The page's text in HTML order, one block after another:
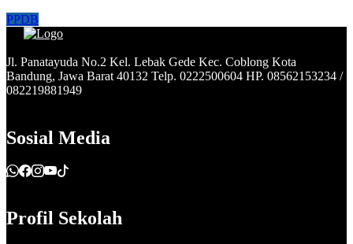
PPDB
Jl. Panatayuda No.2 Kel. Lebak Gede Kec. Coblong Kota
Bandung, Jawa Barat 40132 Telp. 0222500604 HP. 08562153234 /
082219881949
Sosial Media
Profil Sekolah